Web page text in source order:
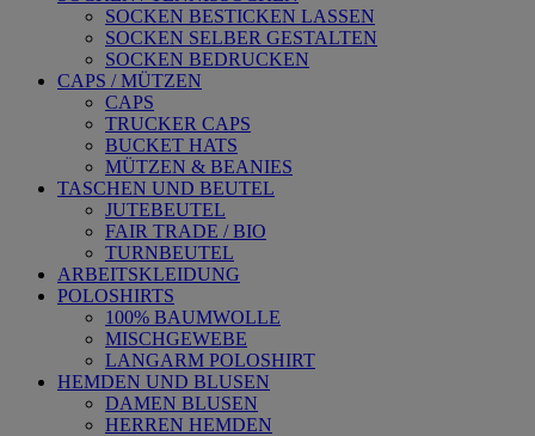
SOCKEN BESTICKEN LASSEN
SOCKEN SELBER GESTALTEN
SOCKEN BEDRUCKEN
CAPS / MÜTZEN
CAPS
TRUCKER CAPS
BUCKET HATS
MÜTZEN & BEANIES
TASCHEN UND BEUTEL
JUTEBEUTEL
FAIR TRADE / BIO
TURNBEUTEL
ARBEITSKLEIDUNG
POLOSHIRTS
100% BAUMWOLLE
MISCHGEWEBE
LANGARM POLOSHIRT
HEMDEN UND BLUSEN
DAMEN BLUSEN
HERREN HEMDEN